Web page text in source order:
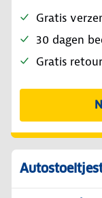
Gratis
30 dagen
Gratis